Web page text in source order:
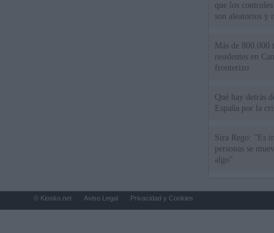
que los
son aleatorios y
Más de 800.000
residentes en
fronterizo
Qué hay detrás
España por la
Sira Rego: "Es
personas se
algo"
© Kiosko.net Aviso Legal Privacidad y Cookies